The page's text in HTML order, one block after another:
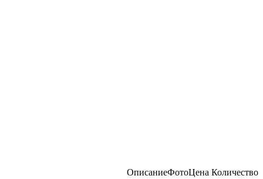
ОписаниеФотоЦена Количество